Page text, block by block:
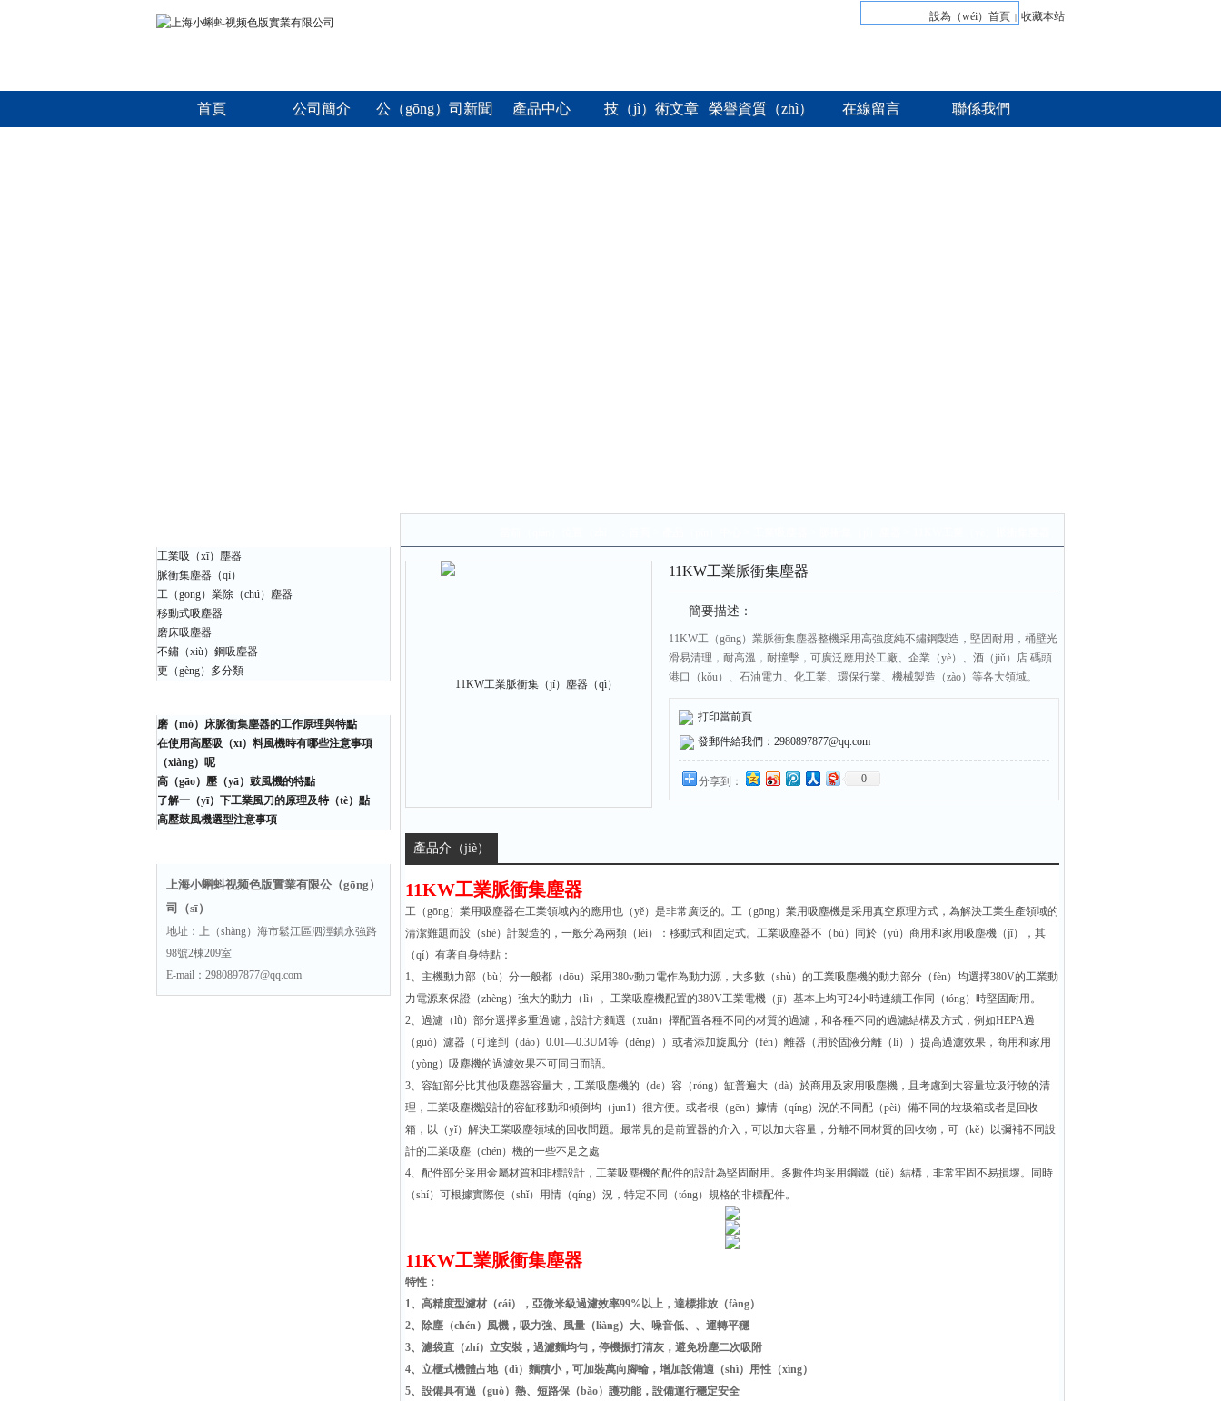
設為（wéi）首頁 | 收藏本站
首頁 公司簡介 公（gōng）司新聞 產品中心 技（jì）術文章 榮譽資質（zhì） 在線留言 聯係我們
工業吸（xī）塵器
脈衝集塵器（qì）
工（gōng）業除（chú）塵器
移動式吸塵器
磨床吸塵器
不鏽（xiù）鋼吸塵器
更（gèng）多分類
磨（mó）床脈衝集塵器的工作原理與特點
在使用高壓吸（xī）料風機時有哪些注意事項
（xiàng）呢
高（gāo）壓（yā）鼓風機的特點
了解一（yī）下工業風刀的原理及特（tè）點
高壓鼓風機選型注意事項
上海小蝌蚪视频色版實業有限公（gōng）
司（sī）
地址：上（shàng）海市鬆江區泗涇鎮永強路
98號2棟209室
E-mail：2980897877@qq.com
11KW工業脈衝集塵器
簡要描述：
11KW工（gōng）業脈衝集塵器整機采用高強度純不鏽鋼製造，堅固耐用，桶壁光
滑易清理，耐高溫，耐撞擊，可廣泛應用於工廠、企業（yè）、酒（jiǔ）店 碼頭
港口（kǒu）、石油電力、化工業、環保行業、機械製造（zào）等各大領域。
打印當前頁
發郵件給我們：2980897877@qq.com
分享到： 0
產品介（jiè）
紹：
11KW工業脈衝集塵器
工（gōng）業用吸塵器在工業領域內的應用也（yě）是非常廣泛的。工（gōng）業用吸塵機是采用真空原理方式，為解決工業生產領域的
清潔難題而設（shè）計製造的，一般分為兩類（lèi）：移動式和固定式。工業吸塵器不（bú）同於（yú）商用和家用吸塵機（jī），其
（qí）有著自身特點：
1、主機動力部（bù）分一般都（dōu）采用380v動力電作為動力源，大多數（shù）的工業吸塵機的動力部分（fèn）均選擇380V的工業動
力電源來保證（zhèng）強大的動力（lì）。工業吸塵機配置的380V工業電機（jī）基本上均可24小時連續工作同（tóng）時堅固耐用。
2、過濾（lǜ）部分選擇多重過濾，設計方麵選（xuǎn）擇配置各種不同的材質的過濾，和各種不同的過濾結構及方式，例如HEPA過
（guò）濾器（可達到（dào）0.01—0.3UM等（děng））或者添加旋風分（fèn）離器（用於固液分離（lí））提高過濾效果，商用和家用
（yòng）吸塵機的過濾效果不可同日而語。
3、容缸部分比其他吸塵器容量大，工業吸塵機的（de）容（róng）缸普遍大（dà）於商用及家用吸塵機，且考慮到大容量垃圾汙物的清
理，工業吸塵機設計的容缸移動和傾倒均（jun1）很方便。或者根（gēn）據情（qíng）況的不同配（pèi）備不同的垃圾箱或者是回收
箱，以（yǐ）解決工業吸塵領域的回收問題。最常見的是前置器的介入，可以加大容量，分離不同材質的回收物，可（kě）以彌補不同設
計的工業吸塵（chén）機的一些不足之處
4、配件部分采用金屬材質和非標設計，工業吸塵機的配件的設計為堅固耐用。多數件均采用鋼鐵（tiě）結構，非常牢固不易損壞。同時
（shí）可根據實際使（shǐ）用情（qíng）況，特定不同（tóng）規格的非標配件。
11KW工業脈衝集塵器
特性：
1、高精度型濾材（cái），亞微米級過濾效率99%以上，達標排放（fàng）
2、除塵（chén）風機，吸力強、風量（liàng）大、噪音低、、運轉平穩
3、濾袋直（zhí）立安裝，過濾麵均勻，停機振打清灰，避免粉塵二次吸附
4、立櫃式機體占地（dì）麵積小，可加裝萬向腳輪，增加設備適（shì）用性（xìng）
5、設備具有過（guò）熱、短路保（bǎo）護功能，設備運行穩定安全